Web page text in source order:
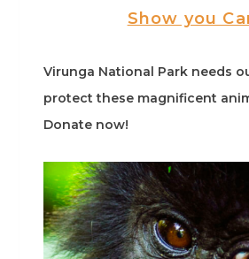
Show you
Virunga National Park needs
protect these magnificent
Donate now!